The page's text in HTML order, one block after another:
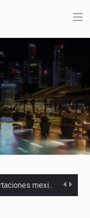
Las exportaciones mexicanas de vehículos ligeros disminuyeron 9.67 % en julio a tasa anual, alcanzando…